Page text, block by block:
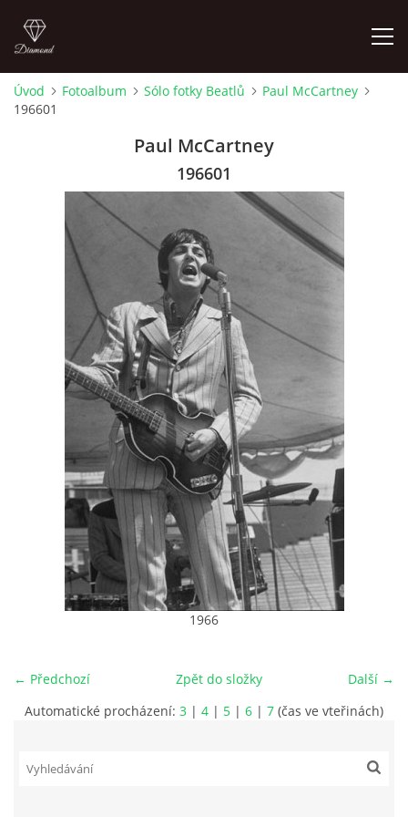
FOTOALBUM
HISTORIE - JAK TO ZAČALO
HISTORIE - BEATLEMANIE
HISTORIE - SERŽANT PEPŘ
HISTORIE - KONEC LEGENDY
HISTORIE - ...PO BEATLES
NÁSTROJE - LENNON
NÁSTROJE - LENNON II
NÁSTROJE - MCCARTNEY
NÁSTROJE - HARRISON II
NÁSTROJE - RINGO STARR
Úvod Fotoalbum Sólo fotky Beatlů
Paul McCartney
196601
Paul McCartney
196601
1966
← Předchozí Další →
Zpět do složky
Automatické procházení: 3 | 4 | 5 | 6 | 7 (čas ve vteřinách)